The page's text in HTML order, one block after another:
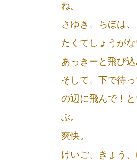
ね。
さゆき、ちほは
たくてしょうが
あっきーと飛び
そして、下で待
の辺に飛んで！
ぶ。
爽快。
けいご、きょう